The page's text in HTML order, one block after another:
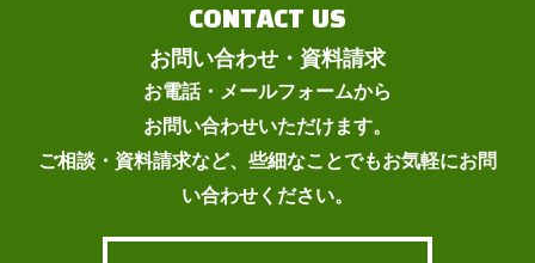
CONTACT US
お問い合わせ・資料請求
お電話・メールフォームから
お問い合わせいただけます。
ご相談・資料請求など、些細なことでもお気軽にお問
い合わせください。